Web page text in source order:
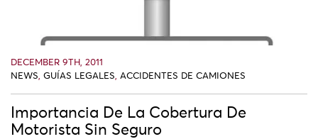
DECEMBER 9TH, 2011
NEWS, GUÍAS LEGALES, ACCIDENTES DE CAMIONES
Importancia De La Cobertura De
Motorista Sin Seguro